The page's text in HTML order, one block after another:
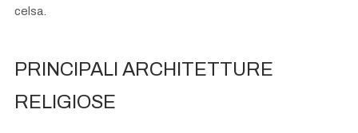
celsa.
PRINCIPALI ARCHITETTURE
RELIGIOSE